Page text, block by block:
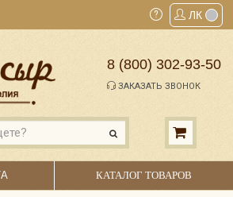
ЛК
8 (800) 302-93-50
ЗАКАЗАТЬ ЗВОНОК
КАТАЛОГ ТОВАРОВ